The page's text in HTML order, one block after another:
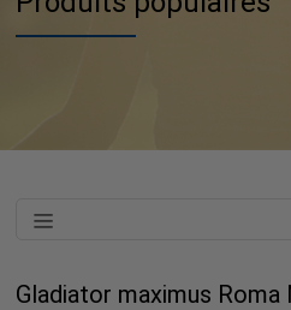
Gladiator maximus